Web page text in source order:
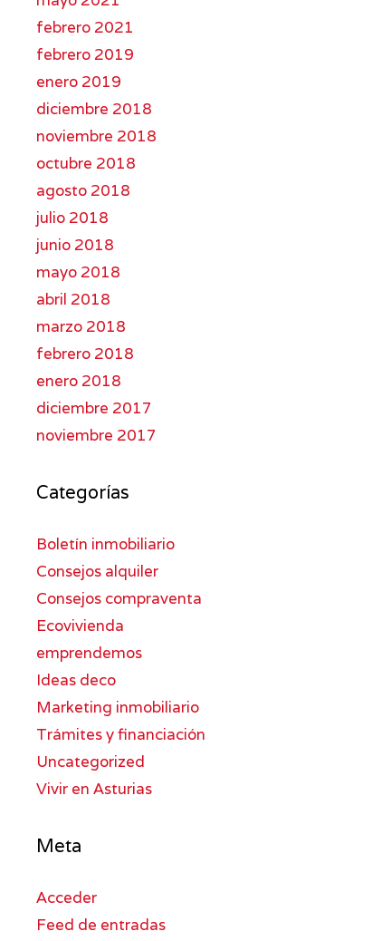
febrero 2021
febrero 2019
enero 2019
diciembre 2018
noviembre 2018
octubre 2018
agosto 2018
julio 2018
junio 2018
mayo 2018
abril 2018
marzo 2018
febrero 2018
enero 2018
diciembre 2017
noviembre 2017
Categorías
Boletín inmobiliario
Consejos alquiler
Consejos compraventa
Ecovivienda
emprendemos
Ideas deco
Marketing inmobiliario
Trámites y financiación
Uncategorized
Vivir en Asturias
Meta
Acceder
Feed de entradas